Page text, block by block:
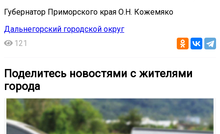
Губернатор Приморского края О.Н. Кожемяко
Дальнегорский городской округ
121
Поделитесь новостями с жителями
города